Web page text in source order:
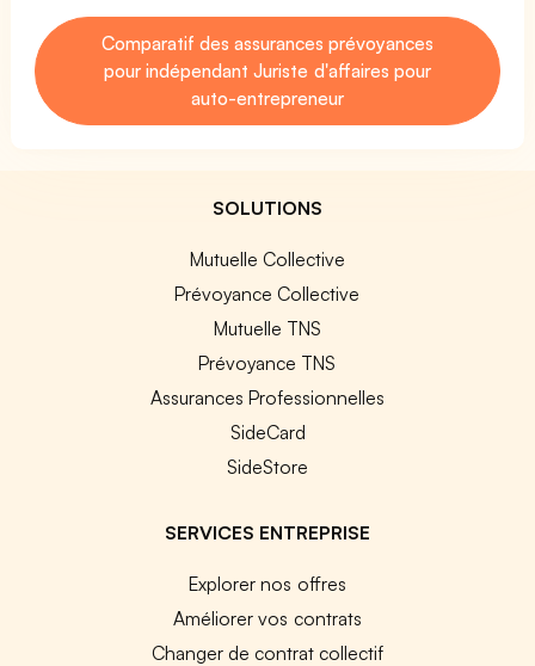
Comparatif des assurances prévoyances
pour indépendant Juriste d'affaires pour
auto-entrepreneur
SOLUTIONS
Mutuelle Collective
Prévoyance Collective
Mutuelle TNS
Prévoyance TNS
Assurances Professionnelles
SideCard
SideStore
SERVICES ENTREPRISE
Explorer nos offres
Améliorer vos contrats
Changer de contrat collectif